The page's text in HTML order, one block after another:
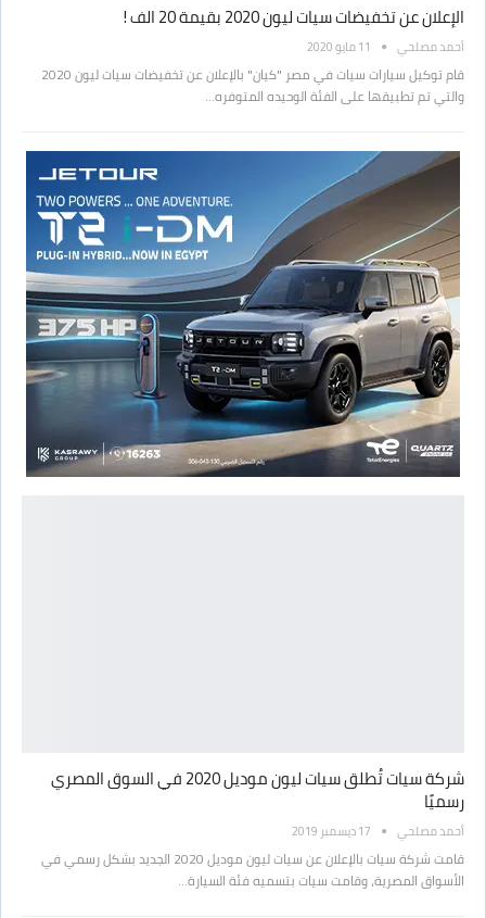
الإعلان عن تخفيضات سيات ليون 2020 بقيمة 20 الف !
أحمد مصلحي 11 مايو 2020
قام توكيل سيارات سيات في مصر "كيان" بالإعلان عن تخفيضات سيات ليون 2020
والتي تم تطبيقها على الفئة الوحيده المتوفره…
شركة سيات تُطلق سيات ليون موديل 2020 في السوق المصري
رسميًا
أحمد مصلحي 17 ديسمبر 2019
قامت شركة سيات بالإعلان عن سيات ليون موديل 2020 الجديد بشكل رسمي في
الأسواق المصرية، وقامت سيات بتسميه فئة السيارة…